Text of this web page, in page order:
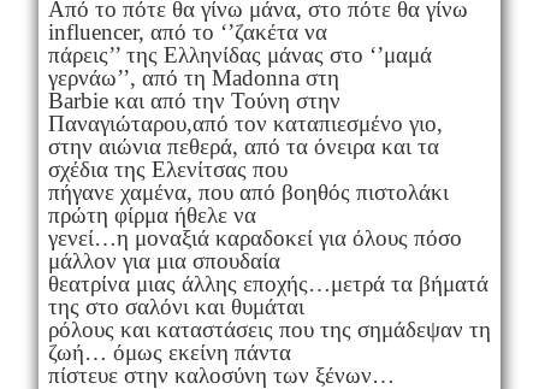
Από το πότε θα γίνω μάνα, στο πότε θα γίνω
influencer, από το ‘’ζακέτα να
πάρεις’’ της Ελληνίδας μάνας στο ‘’μαμά
γερνάω’’, από τη Madonna στη
Barbie και από την Τούνη στην
Παναγιώταρου,από τον καταπιεσμένο γιο,
στην αιώνια πεθερά, από τα όνειρα και τα
σχέδια της Ελενίτσας που
πήγανε χαμένα, που από βοηθός πιστολάκι
πρώτη φίρμα ήθελε να
γενεί…η μοναξιά καραδοκεί για όλους πόσο
μάλλον για μια σπουδαία
θεατρίνα μιας άλλης εποχής…μετρά τα βήματά
της στο σαλόνι και θυμάται
ρόλους και καταστάσεις που της σημάδεψαν τη
ζωή… όμως εκείνη πάντα
πίστευε στην καλοσύνη των ξένων…